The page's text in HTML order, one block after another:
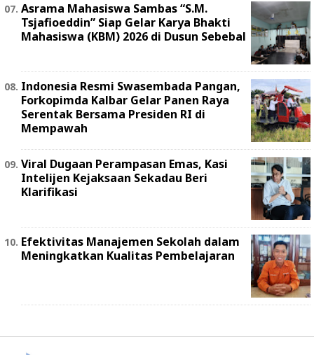
Asrama Mahasiswa Sambas “S.M.
Tsjafioeddin” Siap Gelar Karya Bhakti
Mahasiswa (KBM) 2026 di Dusun Sebebal
Indonesia Resmi Swasembada Pangan,
Forkopimda Kalbar Gelar Panen Raya
Serentak Bersama Presiden RI di
Mempawah
Viral Dugaan Perampasan Emas, Kasi
Intelijen Kejaksaan Sekadau Beri
Klarifikasi
Efektivitas Manajemen Sekolah dalam
Meningkatkan Kualitas Pembelajaran